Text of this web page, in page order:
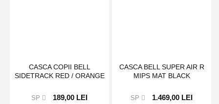
CASCA COPII BELL
SIDETRACK RED / ORANGE
SP 189,00 LEI
CASCA BELL SUPER AIR R
MIPS MAT BLACK
SP 1.469,00 LEI